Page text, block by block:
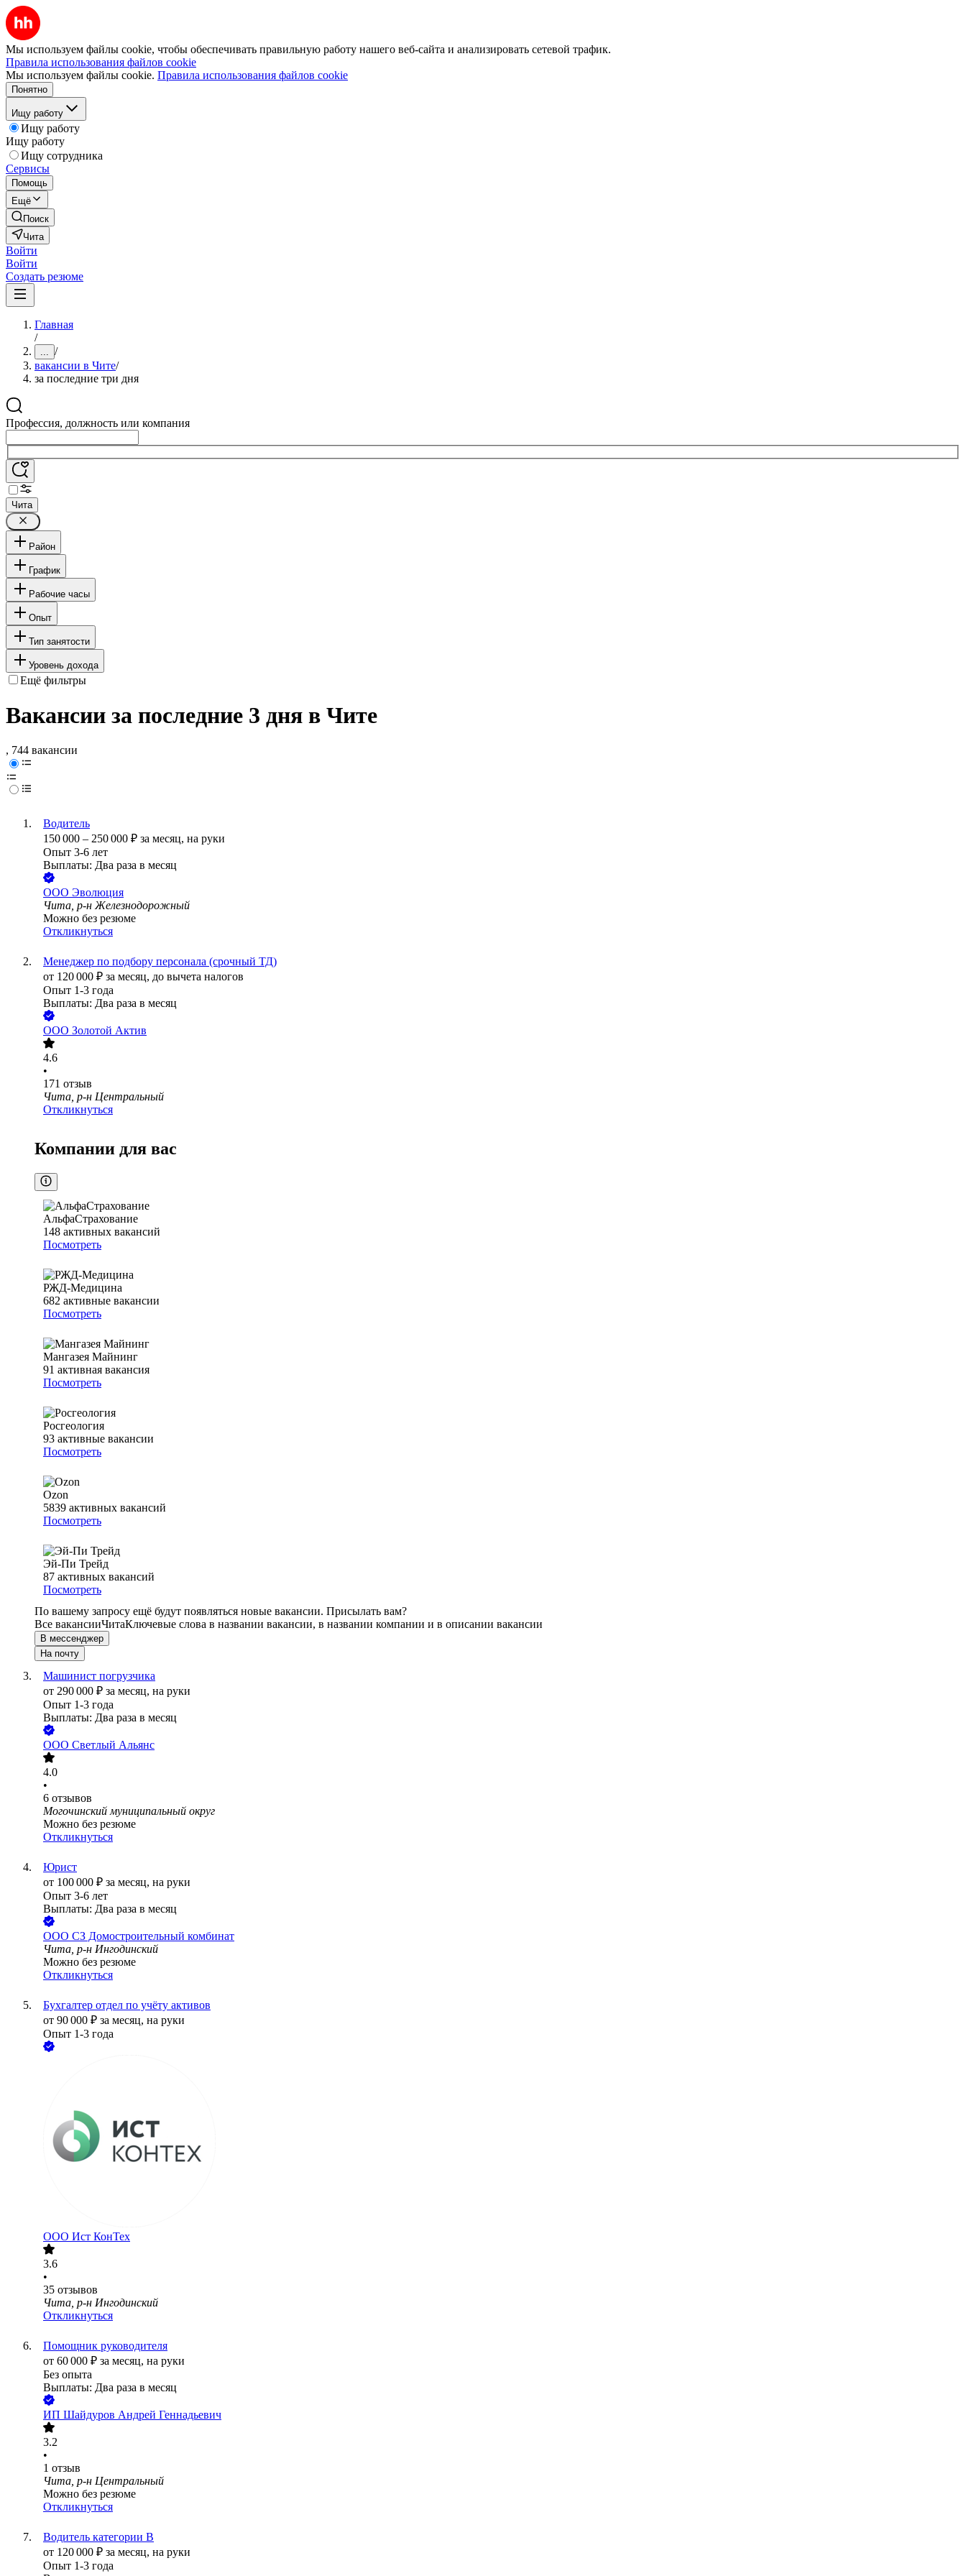
Мы используем файлы cookie, чтобы обеспечивать правильную работу нашего веб-сайта и анализировать сетевой трафик.
Правила использования файлов cookie
Мы используем файлы cookie. Правила использования файлов cookie
Понятно
Ищу работу
Ищу работу
Ищу работу
Ищу сотрудника
Сервисы
Помощь
Ещё
Поиск
Чита
Войти
Войти
Создать резюме
Главная
/
... /
вакансии в Чите/
за последние три дня
Профессия, должность или компания
Чита
Район
График
Рабочие часы
Опыт
Тип занятости
Уровень дохода
Ещё фильтры
Вакансии за последние 3 дня в Чите
, 744 вакансии
Водитель
150 000 – 250 000 ₽ за месяц, на руки
Опыт 3-6 лет
Выплаты: Два раза в месяц
ООО Эволюция
Чита, р-н Железнодорожный
Можно без резюме
Откликнуться
Менеджер по подбору персонала (срочный ТД)
от 120 000 ₽ за месяц, до вычета налогов
Опыт 1-3 года
Выплаты: Два раза в месяц
ООО Золотой Актив
4.6
•
171 отзыв
Чита, р-н Центральный
Откликнуться
Компании для вас
АльфаСтрахование
148 активных вакансий
Посмотреть
РЖД-Медицина
682 активные вакансии
Посмотреть
Мангазея Майнинг
91 активная вакансия
Посмотреть
Росгеология
93 активные вакансии
Посмотреть
Ozon
5839 активных вакансий
Посмотреть
Эй-Пи Трейд
87 активных вакансий
Посмотреть
По вашему запросу ещё будут появляться новые вакансии. Присылать вам?
Все вакансииЧитаКлючевые слова в названии вакансии, в названии компании и в описании вакансии
В мессенджер
На почту
Машинист погрузчика
от 290 000 ₽ за месяц, на руки
Опыт 1-3 года
Выплаты: Два раза в месяц
ООО Светлый Альянс
4.0
•
6 отзывов
Могочинский муниципальный округ
Можно без резюме
Откликнуться
Юрист
от 100 000 ₽ за месяц, на руки
Опыт 3-6 лет
Выплаты: Два раза в месяц
ООО СЗ Домостроительный комбинат
Чита, р-н Ингодинский
Можно без резюме
Откликнуться
Бухгалтер отдел по учёту активов
от 90 000 ₽ за месяц, на руки
Опыт 1-3 года
ООО Ист КонТех
3.6
•
35 отзывов
Чита, р-н Ингодинский
Откликнуться
Помощник руководителя
от 60 000 ₽ за месяц, на руки
Без опыта
Выплаты: Два раза в месяц
ИП Шайдуров Андрей Геннадьевич
3.2
•
1 отзыв
Чита, р-н Центральный
Можно без резюме
Откликнуться
Водитель категории В
от 120 000 ₽ за месяц, на руки
Опыт 1-3 года